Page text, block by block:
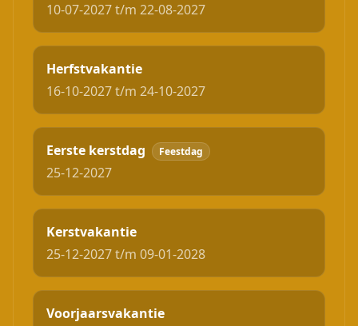
10-07-2027 t/m 22-08-2027
Herfstvakantie
16-10-2027 t/m 24-10-2027
Eerste kerstdag Feestdag
25-12-2027
Kerstvakantie
25-12-2027 t/m 09-01-2028
Voorjaarsvakantie